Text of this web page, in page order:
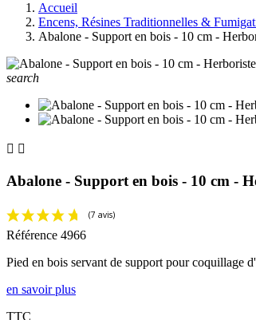
Accueil
Encens, Résines Traditionnelles &
Abalone - Support en bois - 10 cm -
search
 
Abalone - Support en bois - 10 cm -
Référence 4966
Pied en bois servant de support pour coquillage
en savoir plus
TTC